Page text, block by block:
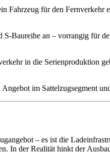
Fahrzeug für den
S-Baureihe an – vorrangig für
in die Serienproduktion
im Sattelzugsegment
– es ist die
In der Realität hinkt der